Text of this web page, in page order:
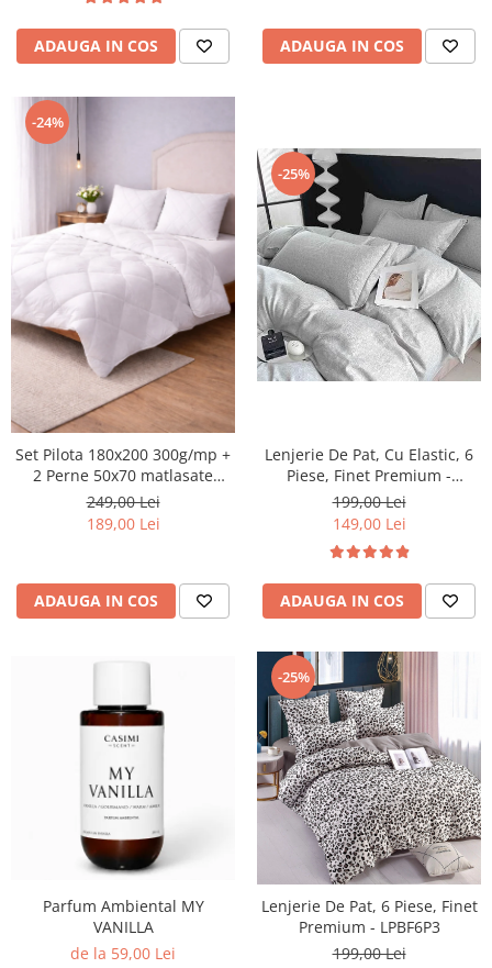
ADAUGA IN COS ADAUGA IN COS
-24%
Set Pilota 180x200 300g/mp +
2 Perne 50x70 matlasate
800g/buc
249,00 Lei
189,00 Lei
ADAUGA IN COS
-25%
Lenjerie De Pat, Cu Elastic, 6
Piese, Finet Premium -
LPBF6PE24
199,00 Lei
149,00 Lei
ADAUGA IN COS
Parfum Ambiental MY
VANILLA
de la 59,00 Lei
-25%
Lenjerie De Pat, 6 Piese, Finet
Premium - LPBF6P3
199,00 Lei